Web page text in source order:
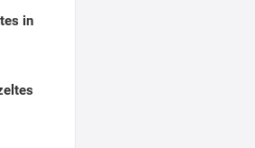
in